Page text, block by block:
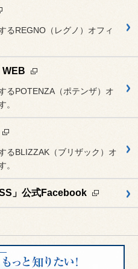
るREGNO（レグノ）オフィ
るPOTENZA（ポテンザ）オ
。
るBLIZZAK（ブリザック）オ
。
」公式Facebook